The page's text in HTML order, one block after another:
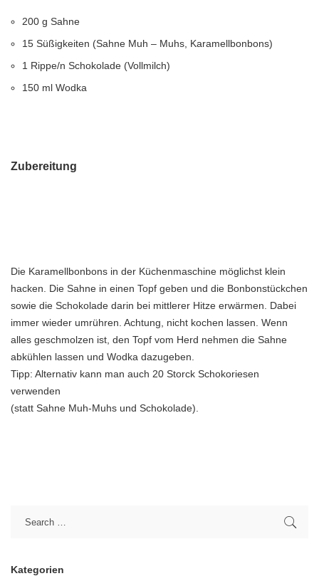
200 g Sahne
15 Süßigkeiten (Sahne Muh – Muhs, Karamellbonbons)
1 Rippe/n Schokolade (Vollmilch)
150 ml Wodka
Zubereitung
Die Karamellbonbons in der Küchenmaschine möglichst klein
hacken. Die Sahne in einen Topf geben und die Bonbonstückchen
sowie die Schokolade darin bei mittlerer Hitze erwärmen. Dabei
immer wieder umrühren. Achtung, nicht kochen lassen. Wenn
alles geschmolzen ist, den Topf vom Herd nehmen die Sahne
abkühlen lassen und Wodka dazugeben.
Tipp: Alternativ kann man auch 20 Storck Schokoriesen
verwenden
(statt Sahne Muh-Muhs und Schokolade).
Kategorien